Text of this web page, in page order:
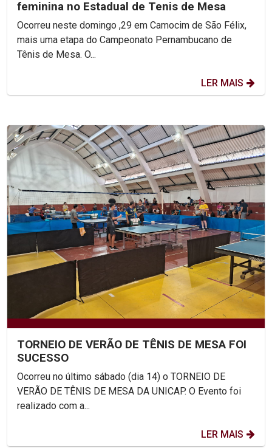
feminina no Estadual de Tenis de Mesa
Ocorreu neste domingo ,29 em Camocim de São Félix,
mais uma etapa do Campeonato Pernambucano de
Tênis de Mesa. O...
LER MAIS
TORNEIO DE VERÃO DE TÊNIS DE MESA FOI
SUCESSO
Ocorreu no último sábado (dia 14) o TORNEIO DE
VERÃO DE TÊNIS DE MESA DA UNICAP. O Evento foi
realizado com a...
LER MAIS